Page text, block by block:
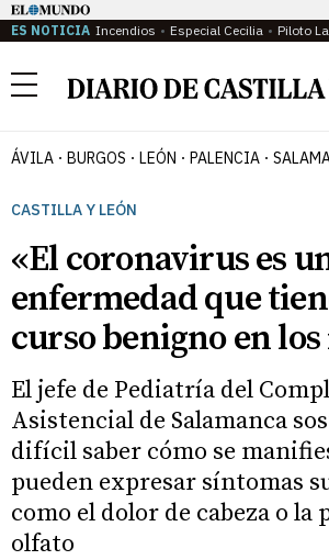
ES NOTICIA Incendios Especial Cecilia Piloto
Menú
ÁVILA BURGOS LEÓN PALENCIA
CASTILLA Y LEÓN
«El coronavirus es
enfermedad que
curso benigno en
El jefe de Pediatría del
Asistencial de Salamanca
difícil saber cómo se
pueden expresar síntomas
como el dolor de cabeza o la
olfato